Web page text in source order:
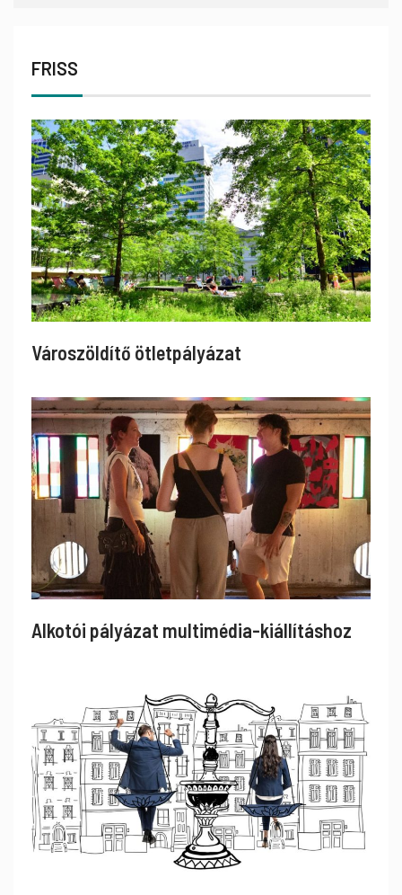
FRISS
Városzöldítő ötletpályázat
Alkotói pályázat multimédia-kiállításhoz